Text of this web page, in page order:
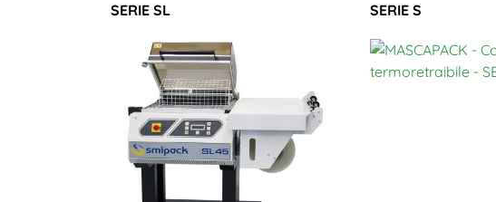
SERIE SL SERIE S